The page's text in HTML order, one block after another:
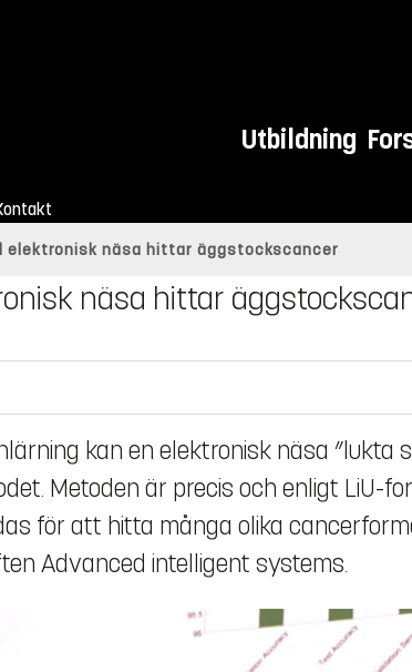
Utbildning
elektronisk näsa hittar äggstockscancer
näsa hittar
kan en elektronisk näsa ”lukta
Metoden är precis och enligt LiU-
för att hitta många olika
Advanced intelligent systems.